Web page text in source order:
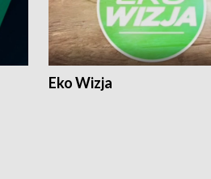
Eko Wizja